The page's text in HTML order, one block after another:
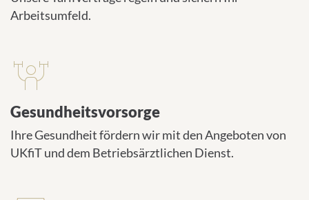
Arbeitsumfeld.
Gesundheitsvorsorge
Ihre Gesundheit fördern wir mit den Angeboten von
UKfiT und dem Betriebsärztlichen Dienst.